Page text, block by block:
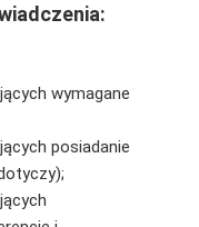
wymagane
posiadanie